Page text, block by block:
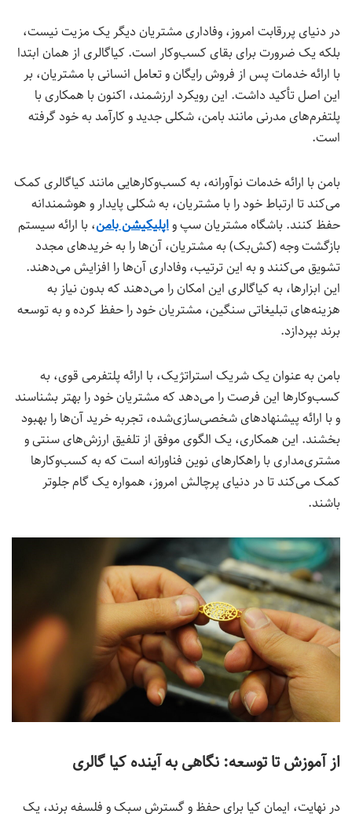
در دنیای پررقابت امروز، وفاداری مشتریان دیگر یک مزیت نیست،
بلکه یک ضرورت برای بقای کسب‌وکار است. کیاگالری از همان ابتدا
با ارائه خدمات پس از فروش رایگان و تعامل انسانی با مشتریان، بر
این اصل تأکید داشت. این رویکرد ارزشمند، اکنون با همکاری با
پلتفرم‌های مدرنی مانند بامن، شکلی جدید و کارآمد به خود گرفته
است.
بامن با ارائه خدمات نوآورانه، به کسب‌وکارهایی مانند کیاگالری کمک
می‌کند تا ارتباط خود را با مشتریان، به شکلی پایدار و هوشمندانه
حفظ کنند. باشگاه مشتریان سپ و اپلیکیشن بامن، با ارائه سیستم
بازگشت وجه (کش‌بک) به مشتریان، آن‌ها را به خریدهای مجدد
تشویق می‌کنند و به این ترتیب، وفاداری آن‌ها را افزایش می‌دهند.
این ابزارها، به کیاگالری این امکان را می‌دهند که بدون نیاز به
هزینه‌های تبلیغاتی سنگین، مشتریان خود را حفظ کرده و به توسعه
برند بپردازد.
بامن به عنوان یک شریک استراتژیک، با ارائه پلتفرمی قوی، به
کسب‌وکارها این فرصت را می‌دهد که مشتریان خود را بهتر بشناسند
و با ارائه پیشنهادهای شخصی‌سازی‌شده، تجربه خرید آن‌ها را بهبود
بخشند. این همکاری، یک الگوی موفق از تلفیق ارزش‌های سنتی و
مشتری‌مداری با راهکارهای نوین فناورانه است که به کسب‌وکارها
کمک می‌کند تا در دنیای پرچالش امروز، همواره یک گام جلوتر
باشند.
از آموزش تا توسعه: نگاهی به آینده کیا گالری
در نهایت، ایمان کیا برای حفظ و گسترش سبک و فلسفه برند، یک